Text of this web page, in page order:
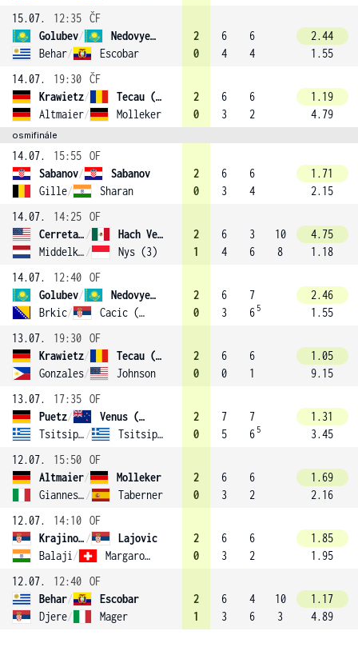
15.07.
12:35 ČF
Golubev/
Nedovyesov
Behar/ Escobar
2
0
6
4
6
4
2.44
1.55
14.07.
19:30 ČF
Krawietz/
Tecau (1)
Altmaier/ Molleker
2
0
6
3
6
2
1.19
4.79
osmifinále
14.07. 15:55 OF
Sabanov/
Sabanov
Gille/ Sharan
2
0
6
3
6
4
1.71
2.15
14.07.
14:25 OF
Cerretani /
Hach Verdugo
Middelkoop / Nys (3)
2
1
6
4
3
6
10
8
4.75
1.18
14.07.
12:40 OF
Golubev/
Nedovyesov
Brkic/ Cacic (4)
2
0
6
3
7
6 5
2.46
1.55
13.07.
19:30 OF
Krawietz/
Tecau (1)
Gonzales/ Johnson
2
0
6
0
6
1
1.05
9.15
13.07.
17:35 OF
Puetz/
Venus (2)
Tsitsipas / Tsitsipas
2
0
7
5
7
6 5
1.31
3.45
12.07.
15:50 OF
Altmaier/
Molleker
Giannessi / Taberner
2
0
6
3
6
2
1.69
2.16
12.07.
14:10 OF
Krajinovič /
Lajovic
Balaji / Margaroli
2
0
6
3
6
2
1.85
1.95
12.07.
12:40 OF
Behar/
Escobar
Djere/ Mager
2
1
6
3
4
6
10
3
1.17
4.89